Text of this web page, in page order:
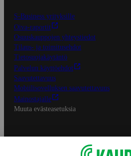
S-Business yrityksille
Oiva-raportit
Osuuskauppojen yhteystiedot
Tilaus- ja toimitusehdot
Tietosuojakäytäntö
Palvelun käyttöehdot
Saavutettavuus
Mobiilisovelluksen saavutettavuus
Mainostajalle
Muuta evästeasetuksia
S-ryhmän palvelut